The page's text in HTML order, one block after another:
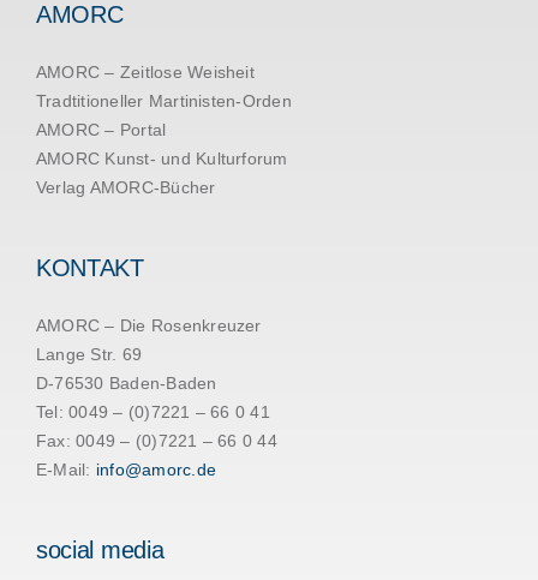
AMORC
AMORC – Zeitlose Weisheit
Tradtitioneller Martinisten-Orden
AMORC – Portal
AMORC Kunst- und Kulturforum
Verlag AMORC-Bücher
KONTAKT
AMORC – Die Rosenkreuzer
Lange Str. 69
D-76530 Baden-Baden
Tel: 0049 – (0)7221 – 66 0 41
Fax: 0049 – (0)7221 – 66 0 44
E-Mail: info@amorc.de
social media